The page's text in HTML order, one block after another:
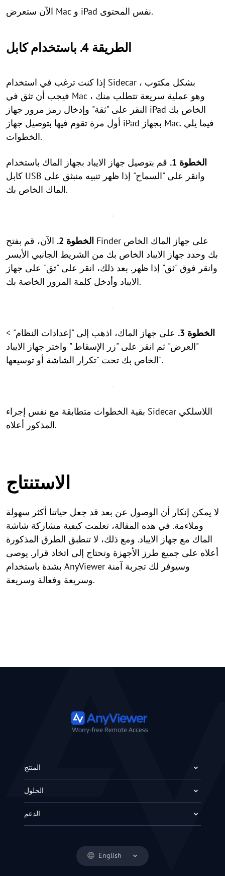
الآن ستعرض Mac و iPad نفس المحتوى.
الطريقة 4. باستخدام كابل
إذا كنت ترغب في استخدام Sidecar بشكل مكتوب ،
فيجب أن تثق في Mac ، وهو عملية سريعة تتطلب منك
النقر على "ثقة" وإدخال رمز مرور جهاز iPad الخاص بك
أول مرة تقوم فيها بتوصيل جهاز iPad بجهاز Mac. فيما يلي
الخطوات.
الخطوة 1.
قم بتوصيل جهاز الايباد بجهاز الماك باستخدام
كابل USB وانقر على "السماح" إذا ظهر تنبيه منبثق على
الماك الخاص بك.
الخطوة 2.
الآن، قم بفتح Finder على جهاز الماك الخاص
بك وحدد جهاز الايباد الخاص بك من الشريط الجانبي الأيسر
وانقر فوق "ثق" إذا ظهر. بعد ذلك، انقر على "ثق" على جهاز
الايباد وأدخل كلمة المرور الخاصة بك.
الخطوة 3.
على جهاز الماك، اذهب إلى "إعدادات النظام" >
"العرض" ثم انقر على "زر الإسقاط " واختر جهاز الايباد
الخاص بك تحت "تكرار الشاشة أو توسيعها".
بقية الخطوات متطابقة مع نفس إجراء Sidecar اللاسلكي
المذكور أعلاه.
الاستنتاج
لا يمكن إنكار أن الوصول عن بعد قد جعل حياتنا أكثر سهولة
وملاءمة. في هذه المقالة، تعلمت كيفية مشاركة شاشة
الماك مع جهاز الايباد. ومع ذلك، لا تنطبق الطرق المذكورة
أعلاه على جميع طرز الأجهزة وتحتاج إلى اتخاذ قرار. يوصى
بشدة باستخدام AnyViewer وسيوفر لك تجربة آمنة
وسريعة وفعالة وسريعة.
English
المنتج
الحلول
الدعم